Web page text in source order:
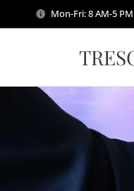
Mon-Fri: 8 AM-5